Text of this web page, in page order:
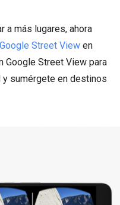
a más lugares, ahora
Google Street View en
Google Street View para
y sumérgete en destinos